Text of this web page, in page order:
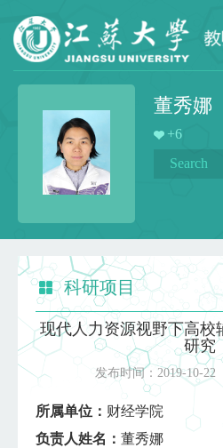
董秀娜
+6
科研项目
现代人力资源视野下高校
研究
发布时间： 2019-10-22
所属单位： 财经学院
负责人姓名： 董秀娜